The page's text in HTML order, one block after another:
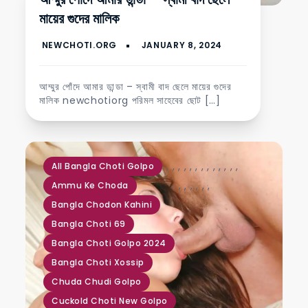
মায়ের গুদের মালিক
আম্মুর পোঁদে আমার ডান্ডা – স্বামী বাদ ছেলে মায়ের গুদের
মালিক newchotiorg পরিমল সাহেবের ছোট […]
All Bangla Choti Golpo ,
Ammu Ke Choda
,
Bangla Chodon Kahini
,
Bangla Choti 69
,
Bangla Choti Golpo 2024
,
Bangla Choti Xossip
,
Chuda Chudi Golpo
,
Cuckold Choti New Golpo
, ,,, ,,
,,,,,,